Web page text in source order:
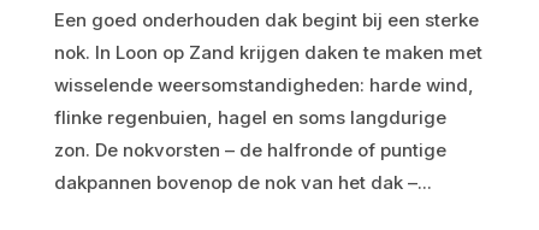
Een goed onderhouden dak begint bij een sterke
nok. In Loon op Zand krijgen daken te maken met
wisselende weersomstandigheden: harde wind,
flinke regenbuien, hagel en soms langdurige
zon. De nokvorsten – de halfronde of puntige
dakpannen bovenop de nok van het dak –...